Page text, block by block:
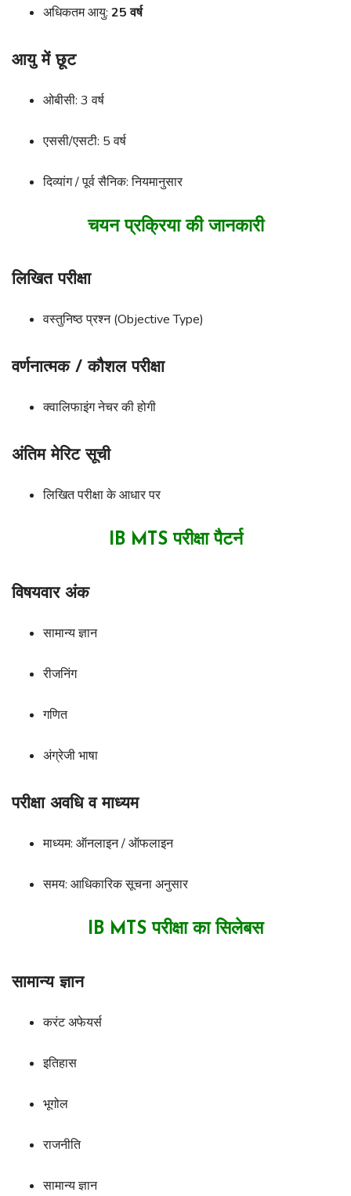
अधिकतम आयु: 25 वर्ष
आयु में छूट
ओबीसी: 3 वर्ष
एससी/एसटी: 5 वर्ष
दिव्यांग / पूर्व सैनिक: नियमानुसार
चयन प्रक्रिया की जानकारी
लिखित परीक्षा
वस्तुनिष्ठ प्रश्न (Objective Type)
वर्णनात्मक / कौशल परीक्षा
क्वालिफाइंग नेचर की होगी
अंतिम मेरिट सूची
लिखित परीक्षा के आधार पर
IB MTS परीक्षा पैटर्न
विषयवार अंक
सामान्य ज्ञान
रीजनिंग
गणित
अंग्रेजी भाषा
परीक्षा अवधि व माध्यम
माध्यम: ऑनलाइन / ऑफलाइन
समय: आधिकारिक सूचना अनुसार
IB MTS परीक्षा का सिलेबस
सामान्य ज्ञान
करंट अफेयर्स
इतिहास
भूगोल
राजनीति
सामान्य ज्ञान